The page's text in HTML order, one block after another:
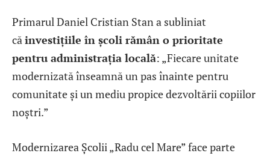
Primarul Daniel Cristian Stan a subliniat
căinvestițiile în școli rămân o prioritate
pentru administrația locală: „Fiecare unitate
modernizată înseamnă un pas înainte pentru
comunitate și un mediu propice dezvoltării copiilor
noștri.”
Modernizarea Școlii „Radu cel Mare” face parte